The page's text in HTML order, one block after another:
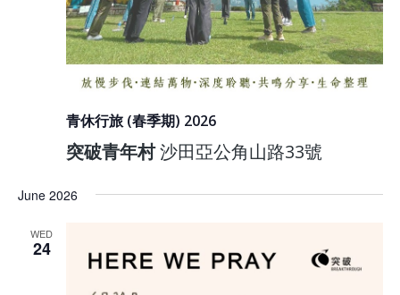
青休行旅 (春季期) 2026
突破青年村沙田亞公角山路33號
June 2026
WED
24